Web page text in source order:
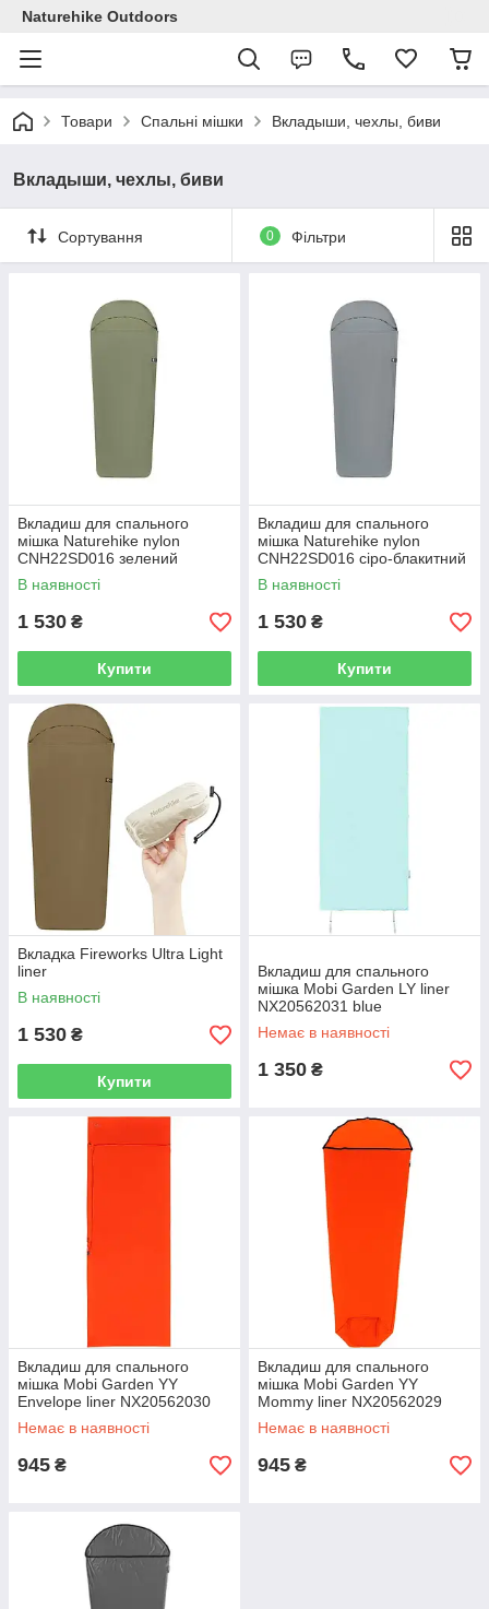
Naturehike Outdoors
Товари Спальні мішки Вкладыши, чехлы, биви
Вкладыши, чехлы, биви
Сортування 0 Фільтри
Вкладиш для спального
мішка Naturehike nylon
CNH22SD016 зелений
В наявності
1 530 ₴
Купити
Вкладиш для спального
мішка Naturehike nylon
CNH22SD016 сіро-блакитний
В наявності
1 530 ₴
Купити
Вкладка Fireworks Ultra Light
liner
В наявності
1 530 ₴
Купити
Вкладиш для спального
мішка Mobi Garden LY liner
NX20562031 blue
Немає в наявності
1 350 ₴
Вкладиш для спального
мішка Mobi Garden YY
Envelope liner NX20562030
orange
Немає в наявності
945 ₴
Вкладиш для спального
мішка Mobi Garden YY
Mommy liner NX20562029
orange
Немає в наявності
945 ₴